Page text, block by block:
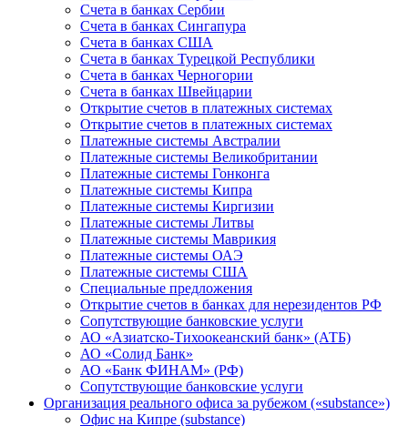
Счета в банках Сербии
Счета в банках Сингапура
Счета в банках США
Счета в банках Турецкой Республики
Счета в банках Черногории
Счета в банках Швейцарии
Открытие счетов в платежных системах
Открытие счетов в платежных системах
Платежные системы Австралии
Платежные системы Великобритании
Платежные системы Гонконга
Платежные системы Кипра
Платежные системы Киргизии
Платежные системы Литвы
Платежные системы Маврикия
Платежные системы ОАЭ
Платежные системы США
Специальные предложения
Открытие счетов в банках для нерезидентов РФ
Сопутствующие банковские услуги
АО «Азиатско-Тихоокеанский банк» (АТБ)
АО «Солид Банк»
АО «Банк ФИНАМ» (РФ)
Сопутствующие банковские услуги
Организация реального офиса за рубежом («substance»)
Офис на Кипре (substance)